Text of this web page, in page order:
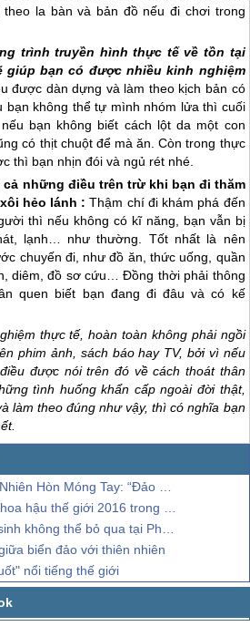
la bàn và bản đồ nếu đi chơi trong
trình truyền hình thực tế về tồn tại
giúp bạn có được nhiều kinh nghiệm
được dàn dựng và làm theo kịch bản có
bạn không thể tự mình nhóm lửa thì cuối
bạn không biết cách lột da một con
có thịt chuột để mà ăn. Còn trong thực
thì bạn nhịn đói và ngủ rét nhé.
những điều trên trừ khi bạn đi thăm
hẻo lánh : Thậm chí đi khám phá đến
thì nếu không có kĩ năng, bạn vẫn bị
lạnh… như thường. Tốt nhất là nên
chuyến đi, như đồ ăn, thức uống, quần
diêm, đồ sơ cứu… Đồng thời phải thông
quen biết bạn đang đi đâu và có kế
thực tế, hoàn toàn không phải ngồi
phim ảnh, sách báo hay TV, bởi vì nếu
được nói trên đó về cách thoát thân
tình huống khẩn cấp ngoài đời thật,
làm theo đúng như vậy, thì có nghĩa bạn
“Đảo Robinson” Phú Quốc, Việt Nam
giới 2016 trong phần thi bikini (phần 2)
thể bỏ qua tại Phú Quốc
biển đảo với thiên nhiên
nổi tiếng thế giới